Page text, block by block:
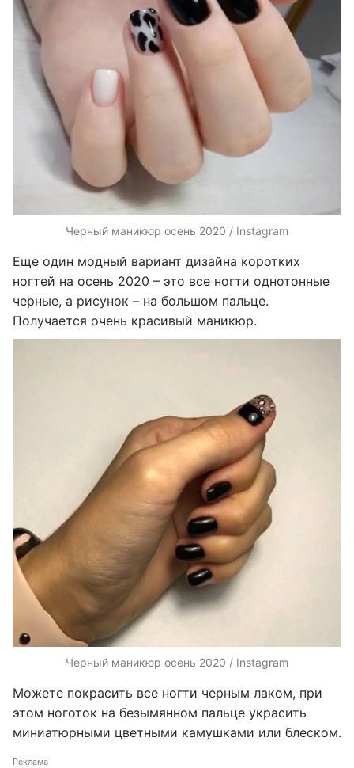
Черный маникюр осень 2020 / Instagram
Еще один модный вариант дизайна коротких
ногтей на осень 2020 – это все ногти однотонные
черные, а рисунок – на большом пальце.
Получается очень красивый маникюр.
Черный маникюр осень 2020 / Instagram
Можете покрасить все ногти черным лаком, при
этом ноготок на безымянном пальце украсить
миниатюрными цветными камушками или блеском.
Реклама